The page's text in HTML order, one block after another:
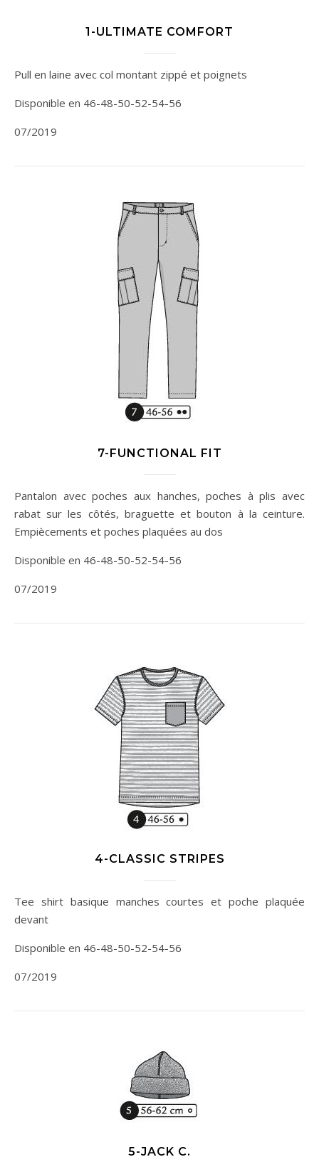
1-ULTIMATE COMFORT
Pull en laine avec col montant zippé et poignets
Disponible en 46-48-50-52-54-56
07/2019
7-FUNCTIONAL FIT
Pantalon avec poches aux hanches, poches à plis avec
rabat sur les côtés, braguette et bouton à la ceinture.
Empiècements et poches plaquées au dos
Disponible en 46-48-50-52-54-56
07/2019
4-CLASSIC STRIPES
Tee shirt basique manches courtes et poche plaquée
devant
Disponible en 46-48-50-52-54-56
07/2019
5-JACK C.